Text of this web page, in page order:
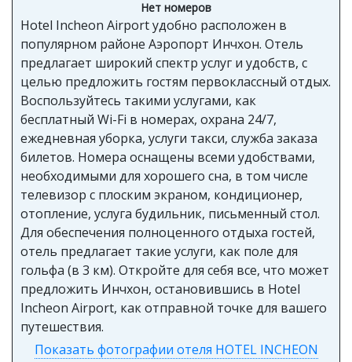
Нет номеров
Hotel Incheon Airport удобно расположен в
популярном районе Аэропорт Инчхон. Отель
предлагает широкий спектр услуг и удобств, с
целью предложить гостям первоклассный отдых.
Воспользуйтесь такими услугами, как
бесплатный Wi-Fi в номерах, охрана 24/7,
ежедневная уборка, услуги такси, служба заказа
билетов. Номера оснащены всеми удобствами,
необходимыми для хорошего сна, в том числе
телевизор с плоским экраном, кондиционер,
отопление, услуга будильник, письменный стол.
Для обеспечения полноценного отдыха гостей,
отель предлагает такие услуги, как поле для
гольфа (в 3 км). Откройте для себя все, что может
предложить Инчхон, остановившись в Hotel
Incheon Airport, как отправной точке для вашего
путешествия.
Показать фотографии отеля HOTEL INCHEON